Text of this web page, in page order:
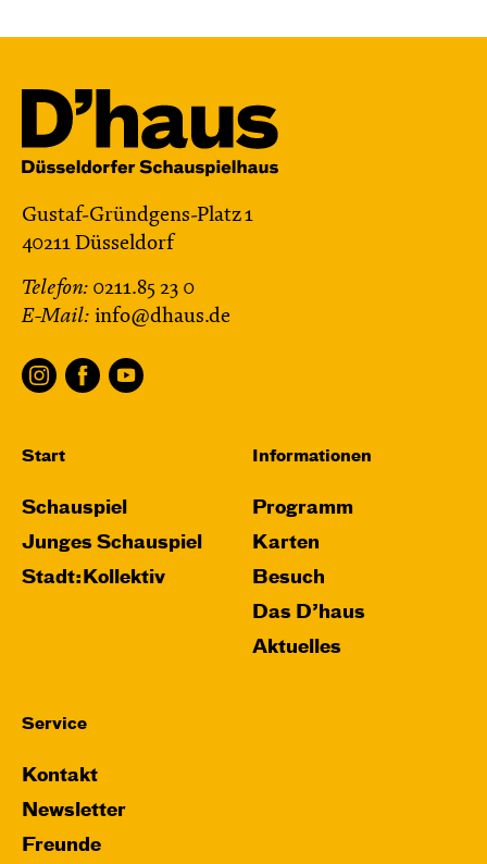
Gustaf-Gründgens-Platz 1
40211 Düsseldorf
Telefon: 0211.85 23 0
E-Mail: info@dhaus.de
Start
Schauspiel
Junges Schauspiel
Stadt:Kollektiv
Informationen
Programm
Karten
Besuch
Das D’haus
Aktuelles
Service
Kontakt
Newsletter
Freunde